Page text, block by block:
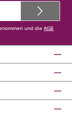
und dieAGB